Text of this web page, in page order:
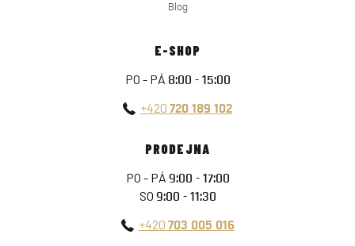
Blog
E-SHOP
PO - PÁ 8:00 - 15:00
+420 720 189 102
PRODEJNA
PO - PÁ 9:00 - 17:00
SO 9:00 - 11:30
+420 703 005 016